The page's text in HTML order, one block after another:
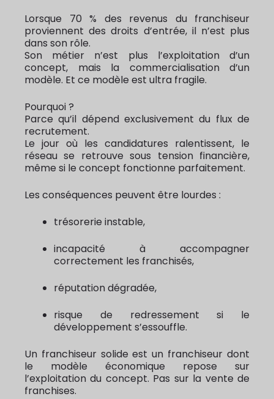
Lorsque 70 % des revenus du franchiseur
proviennent des droits d’entrée, il n’est plus
dans son rôle.
Son métier n’est plus l’exploitation d’un
concept, mais la commercialisation d’un
modèle. Et ce modèle est ultra fragile.
Pourquoi ?
Parce qu’il dépend exclusivement du flux de
recrutement.
Le jour où les candidatures ralentissent, le
réseau se retrouve sous tension financière,
même si le concept fonctionne parfaitement.
Les conséquences peuvent être lourdes :
trésorerie instable,
incapacité à accompagner
correctement les franchisés,
réputation dégradée,
risque de redressement si le
développement s’essouffle.
Un franchiseur solide est un franchiseur dont
le modèle économique repose sur
l’exploitation du concept. Pas sur la vente de
franchises.